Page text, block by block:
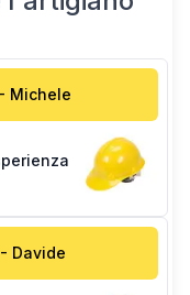
- Michele
- Davide